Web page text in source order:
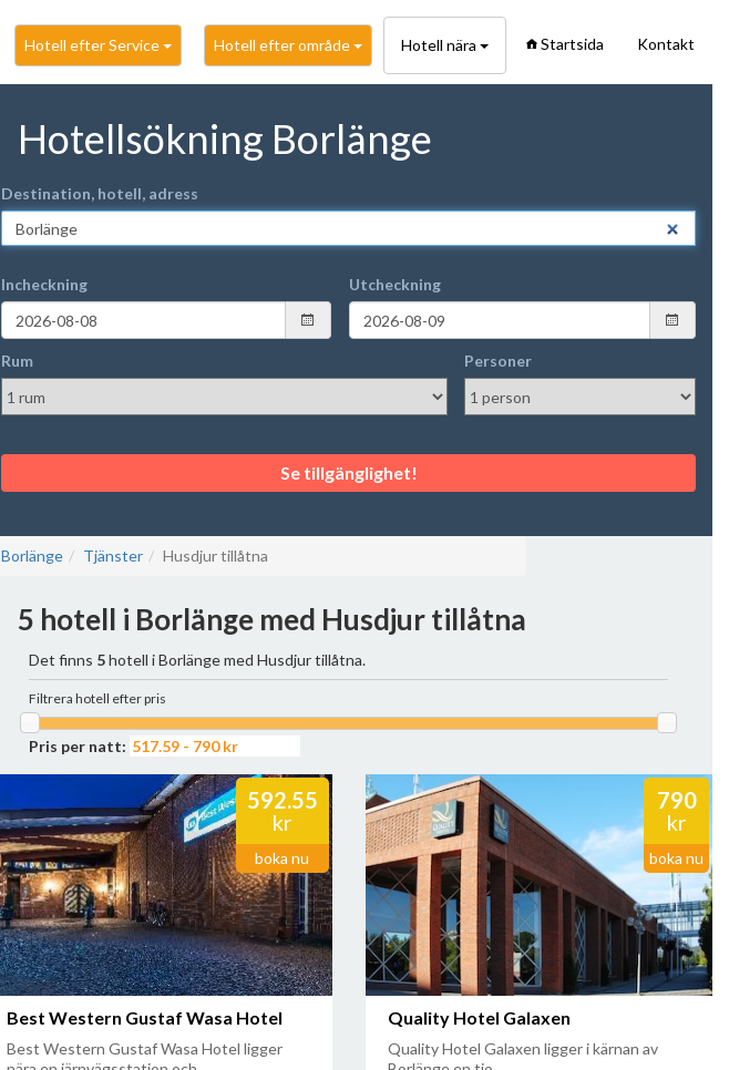
Hotell efter Service Hotell efter område Hotell nära Startsida Kontakt
Hotellsökning Borlänge
Destination, hotell, adress
Incheckning Utcheckning
Rum Personer
Se tillgänglighet!
Borlänge Tjänster Husdjur tillåtna
5 hotell i Borlänge med Husdjur tillåtna
Det finns 5hotell i Borlänge med Husdjur tillåtna.
Filtrera hotell efter pris
Pris per natt:
592.55
kr
boka nu
Best Western Gustaf Wasa Hotel
Best Western Gustaf Wasa Hotel ligger
790
kr
boka nu
Quality Hotel Galaxen
Quality Hotel Galaxen ligger i kärnan av